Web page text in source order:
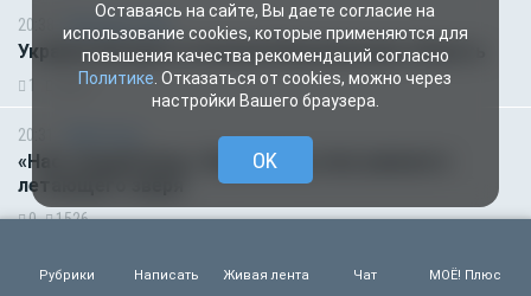
20:38
Украинский дрон атаковал Воронежскую область
1 6260
20:31
«Настоящий боец». Воронежец спас раненого
летающего зверя
0 1526
20:01 Общество
Рубрики Написать Живая лента Чат МОЁ! Плюс
Оставаясь на сайте, Вы даете согласие на
использование cookies, которые применяются для
повышения качества рекомендаций согласно
Политике . Отказаться от cookies, можно через
настройки Вашего браузера.
OK